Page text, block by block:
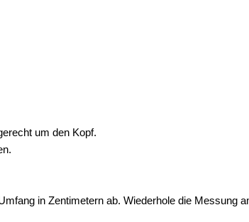
um den Kopf.
in Zentimetern ab. Wiederhole die Messung